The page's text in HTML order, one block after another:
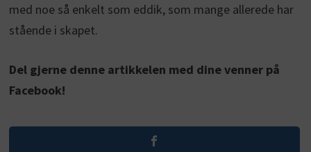
med noe så enkelt som eddik, som mange allerede har
stående i skapet.
Del gjerne denne artikkelen med dine venner på
Facebook!